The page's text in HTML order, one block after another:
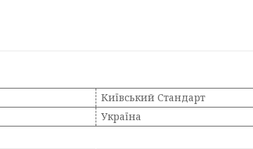
Київський Стандарт
Україна